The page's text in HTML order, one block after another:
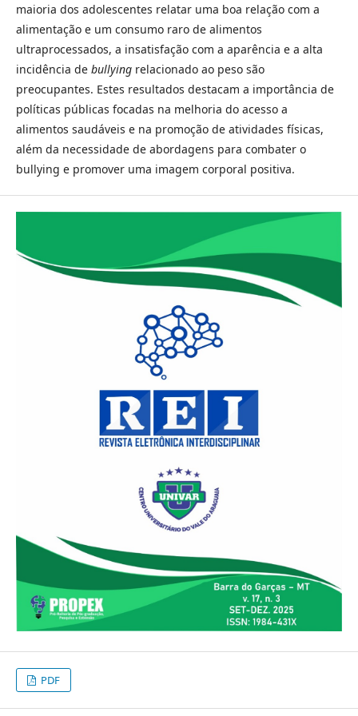
maioria dos adolescentes relatar uma boa relação com a
alimentação e um consumo raro de alimentos
ultraprocessados, a insatisfação com a aparência e a alta
incidência de bullying relacionado ao peso são
preocupantes. Estes resultados destacam a importância de
políticas públicas focadas na melhoria do acesso a
alimentos saudáveis e na promoção de atividades físicas,
além da necessidade de abordagens para combater o
bullying e promover uma imagem corporal positiva.
PDF